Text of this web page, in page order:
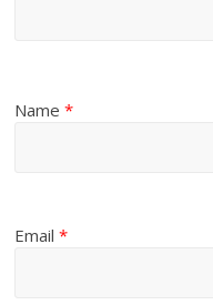
Name*
Email*